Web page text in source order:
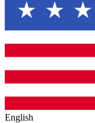
English